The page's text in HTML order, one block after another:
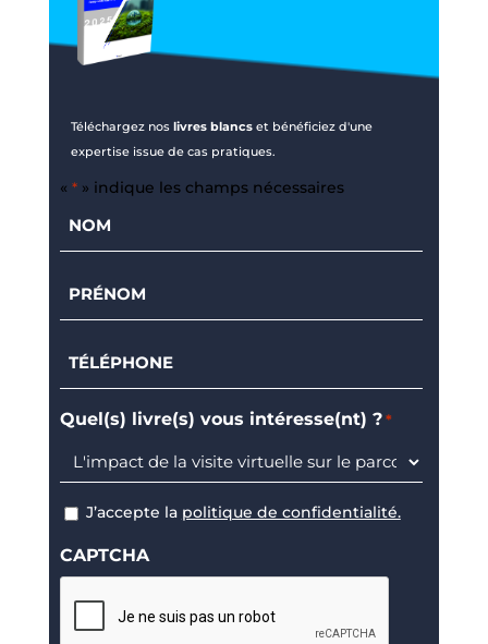
Téléchargez noslivres blancset bénéficiez d'une
expertise issue de cas pratiques.
« *» indique les champs nécessaires
Prénom
Téléphone
Quel(s) livre(s) vous intéresse(nt) ? *
RGPDJ’accepte la politique de confidentialité.
CAPTCHA